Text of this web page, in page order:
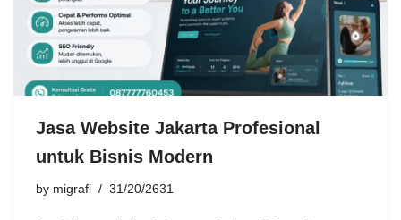
Jasa Website Jakarta Profesional
untuk Bisnis Modern
by migrafi 31/20/2631